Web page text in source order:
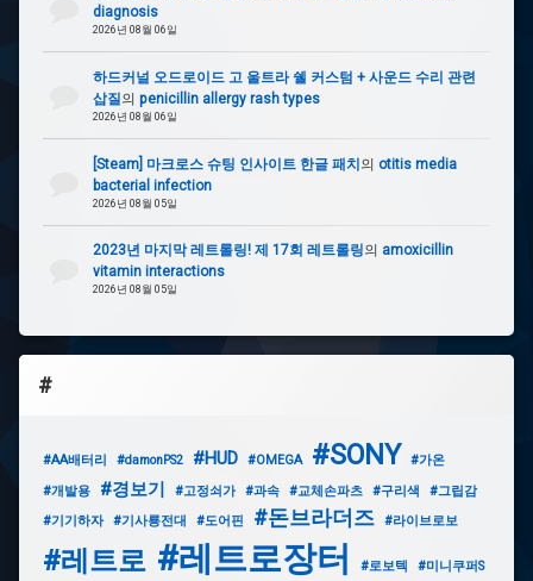
diagnosis
2026년 08월 06일
하드커널 오드로이드 고 울트라 쉘 커스텀 + 사운드 수리 관련
삽질의 penicillin allergy rash types
2026년 08월 06일
[Steam] 마크로스 슈팅 인사이트 한글 패치의 otitis media
bacterial infection
2026년 08월 05일
2023년 마지막 레트롤링! 제 17회 레트롤링의 amoxicillin
vitamin interactions
2026년 08월 05일
#
#AA배터리 #damonPS2 #HUD #OMEGA #SONY
#가온
#개발용
#경보기 #고정쇠가 #과속 #교체손파츠 #구리색
#그립감
#기기하자
#기사룡전대 #도어핀 #돈브라더즈 #라이브로보
#레트로 #레트로장터 #로보텍
#미니쿠퍼S